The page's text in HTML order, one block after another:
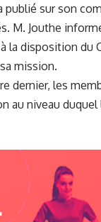
publié sur son
M. Jouthe
la disposition du
mission.
dernier, les
au niveau